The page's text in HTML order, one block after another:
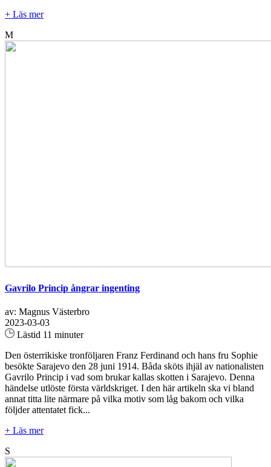
+ Läs mer
M
Gavrilo Princip ångrar ingenting
av: Magnus Västerbro
2023-03-03
Lästid 11 minuter
Den österrikiske tronföljaren Franz Ferdinand och hans fru Sophie
besökte Sarajevo den 28 juni 1914. Båda sköts ihjäl av nationalisten
Gavrilo Princip i vad som brukar kallas skotten i Sarajevo. Denna
händelse utlöste första världskriget. I den här artikeln ska vi bland
annat titta lite närmare på vilka motiv som låg bakom och vilka
följder attentatet fick...
+ Läs mer
S